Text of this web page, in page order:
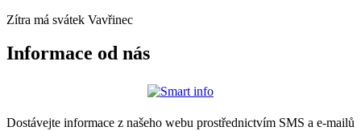
Zítra má svátek Vavřinec
Informace od nás
Dostávejte informace z našeho webu prostřednictvím SMS a e-mailů